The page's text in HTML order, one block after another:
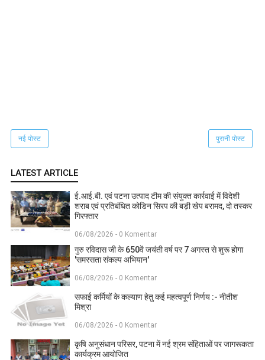
नई पोस्ट पुरानी पोस्ट
LATEST ARTICLE
ई.आई.बी. एवं पटना उत्पाद टीम की संयुक्त कार्रवाई में विदेशी
शराब एवं प्रतिबंधित कोडिन सिरप की बड़ी खेप बरामद, दो तस्कर
गिरफ्तार
06/08/2026 - 0 Komentar
गुरु रविदास जी के 650वें जयंती वर्ष पर 7 अगस्त से शुरू होगा
'समरसता संकल्प अभियान'
06/08/2026 - 0 Komentar
सफाई कर्मियों के कल्याण हेतु कई महत्वपूर्ण निर्णय :- नीतीश
मिश्रा
06/08/2026 - 0 Komentar
कृषि अनुसंधान परिसर, पटना में नई श्रम संहिताओं पर जागरूकता
कार्यक्रम आयोजित